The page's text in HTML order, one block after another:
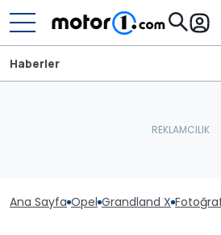
Haberler
Ana Sayfa Opel Grandland X